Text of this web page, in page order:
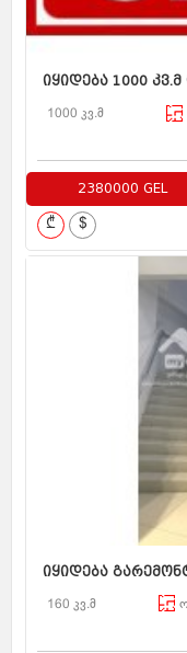
იყიდება 1000
1000 კვ.მ
2380000 GEL
₾ $
იყიდება
160 კვ.მ